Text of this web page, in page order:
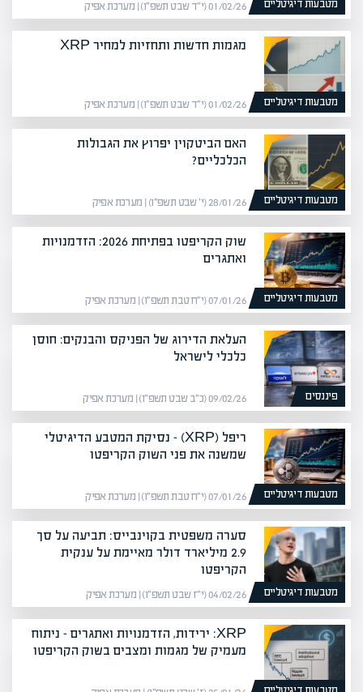
מטבעות דיגיטליים 01/02/26 (י״ד שבט תשפ״ו) | מערכת אפיק
מטבעות דיגיטליים
מגמות חדשות ותחזיות למחיר XRP
01/02/26 (י״ד שבט תשפ״ו) | מערכת אפיק
מטבעות דיגיטליים
האם הביטקוין יפרוץ את הגבולות
הכלכליים?
28/01/26 (י׳ שבט תשפ״ו) | מערכת אפיק
מטבעות דיגיטליים
שוק הקריפטו בפתיחת 2026: הזדמנויות
ואתגרים
07/01/26 (י״ח טבת תשפ״ו) | מערכת אפיק
פיננסים
העלאת הדירוג של הפניקס והבנקים: חוסן
כלכלי לישראל
09/02/26 (כ״ב שבט תשפ״ו) | מערכת אפיק
מטבעות דיגיטליים
ריפל (XRP) – נסיקת המטבע הדיגיטלי
שמשנה את פני השוק הקריפטו
07/01/26 (י״ח טבת תשפ״ו) | מערכת אפיק
מטבעות דיגיטליים
סערה משפטית בקוינבייס: תביעה על סך
2.9 מיליארד דולר מאיימת על ענקית
הקריפטו
04/02/26 (י״ז שבט תשפ״ו) | מערכת אפיק
XRP: ירידות, הזדמנויות ואתגרים – ניתוח
מעמיק של מגמות ומצבים בשוק הקריפטו